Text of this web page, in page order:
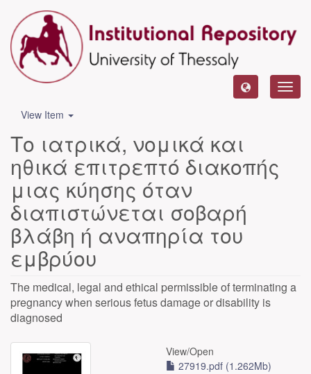
View Item
Το ιατρικά, νομικά και
ηθικά επιτρεπτό διακοπής
μιας κύησης όταν
διαπιστώνεται σοβαρή
βλάβη ή αναπηρία του
εμβρύου
The medical, legal and ethical permissible of terminating a
pregnancy when serious fetus damage or disability is
diagnosed
View/Open
27919.pdf (1.262Mb)